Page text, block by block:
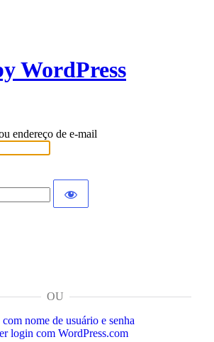
WordPress
endereço de e-mail
OU
nome de usuário e senha
login com WordPress.com